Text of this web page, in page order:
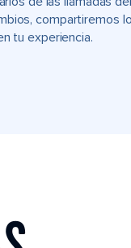
compartiremos
tu experiencia.